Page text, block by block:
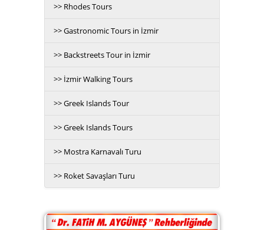
>> Rhodes Tours
>> Gastronomic Tours in İzmir
>> Backstreets Tour in İzmir
>> İzmir Walking Tours
>> Greek Islands Tour
>> Greek Islands Tours
>> Mostra Karnavalı Turu
>> Roket Savaşları Turu